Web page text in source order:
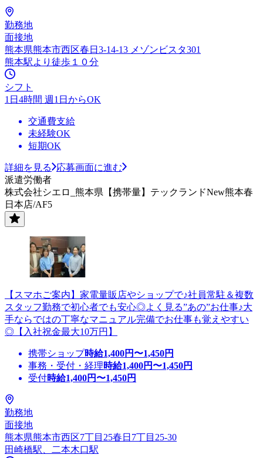
勤務地
面接地
熊本県熊本市西区春日3-14-13 メゾンビスタ301
熊本駅より徒歩１０分
シフト
1日4時間 週1日からOK
交通費支給
未経験OK
短期OK
詳細を見る
応募画面に進む
派遣労働者
株式会社シエロ_熊本県【携帯量】テックランドNew熊本春
日本店/AF5
【スマホご案内】家電量販店やショップで♪社員常駐＆複数
スタッフ勤務で初心者でも安心◎よく見る”あの”お仕事♪大
手ならではの丁寧なマニュアル完備でお仕事も覚えやすい
◎【入社祝金最大10万円】
携帯ショップ時給1,400円〜1,450円
事務・受付・経理時給1,400円〜1,450円
受付時給1,400円〜1,450円
勤務地
面接地
熊本県熊本市西区7丁目25春日7丁目25-30
田崎橋駅、二本木口駅